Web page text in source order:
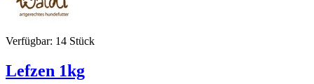
Verfügbar: 14 Stück
Lefzen 1kg